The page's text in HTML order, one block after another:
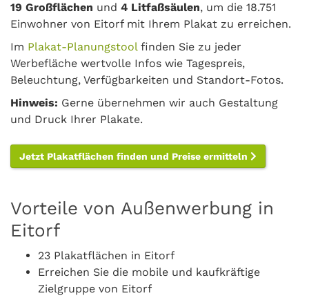
19 Großflächen und 4 Litfaßsäulen, um die 18.751
Einwohner von Eitorf mit Ihrem Plakat zu erreichen.
Im Plakat-Planungstoolfinden Sie zu jeder
Werbefläche wertvolle Infos wie Tagespreis,
Beleuchtung, Verfügbarkeiten und Standort-Fotos.
Hinweis: Gerne übernehmen wir auch Gestaltung
und Druck Ihrer Plakate.
Jetzt Plakatflächen finden und Preise ermitteln
Vorteile von Außenwerbung in
Eitorf
23 Plakatflächen in Eitorf
Erreichen Sie die mobile und kaufkräftige
Zielgruppe von Eitorf